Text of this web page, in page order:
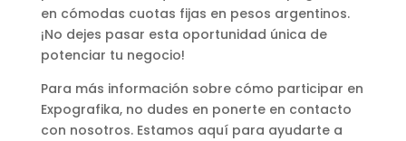
en cómodas cuotas fijas en pesos argentinos.
¡No dejes pasar esta oportunidad única de
potenciar tu negocio!
Para más información sobre cómo participar en
Expografika, no dudes en ponerte en contacto
con nosotros. Estamos aquí para ayudarte a